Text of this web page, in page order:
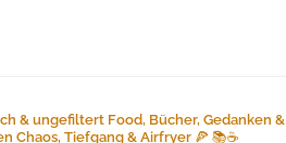
& ungefiltert Food, Bücher, Gedanken &
Chaos, Tiefgang & Airfryer 🍕 📚☕️